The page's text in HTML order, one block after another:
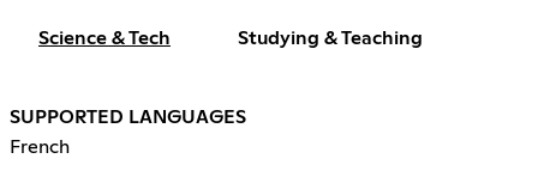
Science & Tech Studying & Teaching
SUPPORTED LANGUAGES
French